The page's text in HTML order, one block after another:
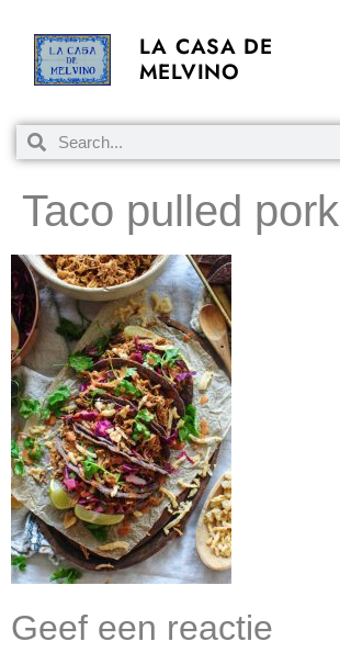
LA CASA DE
MELVINO
Taco pulled pork
Geef een reactie